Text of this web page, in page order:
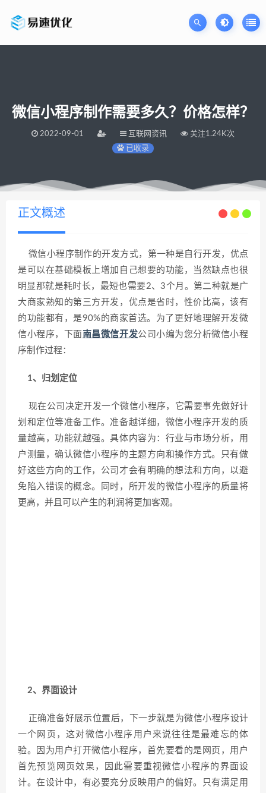
微信小程序制作需要多久？价格怎样？
2022-09-01 互联网资讯
关注1.24K次
已收录
当前位置：易速网站优化公司 >微信小程序制作需要多久？价格怎样？
正文概述
微信小程序制作的开发方式，第一种是自行开发，优点
是可以在基础模板上增加自己想要的功能，当然缺点也很
明显那就是耗时长，最短也需要2、3个月。第二种就是广
大商家熟知的第三方开发，优点是省时，性价比高，该有
的功能都有，是90%的商家首选。为了更好地理解开发微
信小程序，下面 南昌微信开发公司小编为您分析微信小程
序制作过程：
1、归划定位
现在公司决定开发一个微信小程序，它需要事先做好计
划和定位等准备工作。准备越详细，微信小程序开发的质
量越高，功能就越强。具体内容为：行业与市场分析，用
户测量，确认微信小程序的主题方向和操作方式。只有做
好这些方向的工作，公司才会有明确的想法和方向，以避
免陷入错误的概念。同时，所开发的微信小程序的质量将
更高，并且可以产生的利润将更加客观。
2、界面设计
正确准备好展示位置后，下一步就是为微信小程序设计
一个网页，这对微信小程序用户来说往往是最难忘的体
验。因为用户打开微信小程序，首先要看的是网页，用户
首先预览网页效果，因此需要重视微信小程序的界面设
计。在设计中，有必要充分反映用户的偏好。只有满足用